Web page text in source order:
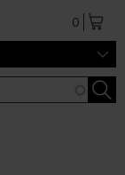
0